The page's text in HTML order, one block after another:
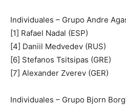
Individuales – Grupo Andre
[1] Rafael Nadal (ESP)
[4] Daniil Medvedev (RUS)
[6] Stefanos Tsitsipas (GRE)
[7] Alexander Zverev (GER)
Individuales – Grupo Bjorn Borg